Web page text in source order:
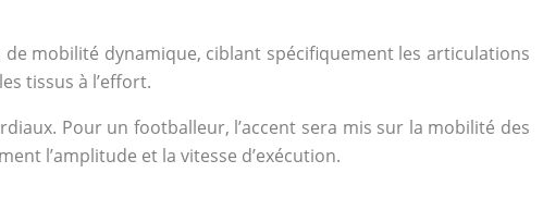
mobilité dynamique, ciblant spécifiquement les articulations
tissus à l’effort.
Pour un footballeur, l’accent sera mis sur la mobilité des
l’amplitude et la vitesse d’exécution.